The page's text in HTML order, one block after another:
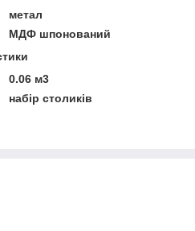
метал
МДФ шпонований
0.06 м3
набір столиків